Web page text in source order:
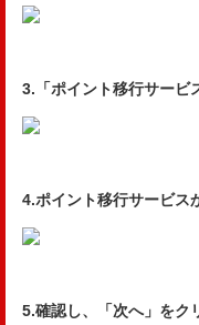
3.「ポイント移行サービ
4.ポイント移行サービス
5.確認し、「次へ」をク